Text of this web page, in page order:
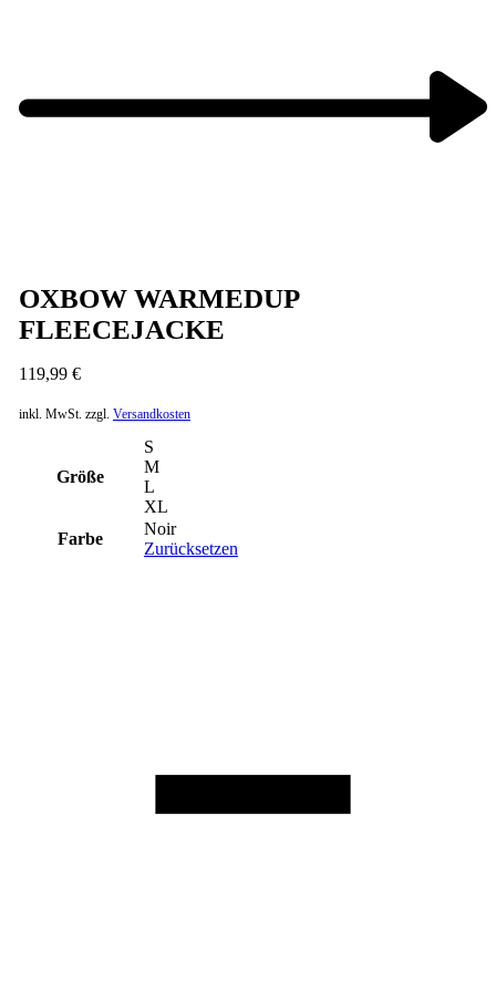
OXBOW WARMEDUP
FLEECEJACKE
119,99 €
inkl. MwSt. zzgl. Versandkosten
Größe
S
M
L
XL
Farbe
Noir
Zurücksetzen